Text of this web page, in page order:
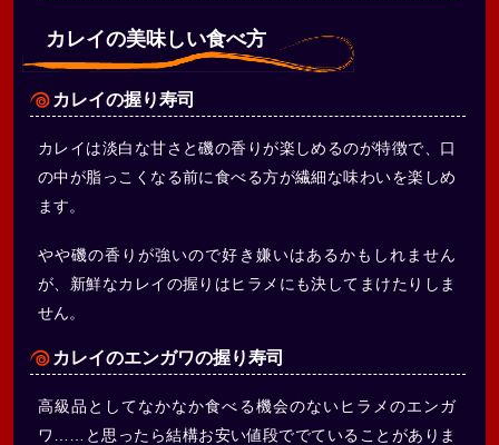
カレイの美味しい食べ方
カレイの握り寿司
カレイは淡白な甘さと磯の香りが楽しめるのが特徴で、口
の中が脂っこくなる前に食べる方が繊細な味わいを楽しめ
ます。
やや磯の香りが強いので好き嫌いはあるかもしれません
が、新鮮なカレイの握りはヒラメにも決してまけたりしま
せん。
カレイのエンガワの握り寿司
高級品としてなかなか食べる機会のないヒラメのエンガ
ワ……と思ったら結構お安い値段ででていることがありま